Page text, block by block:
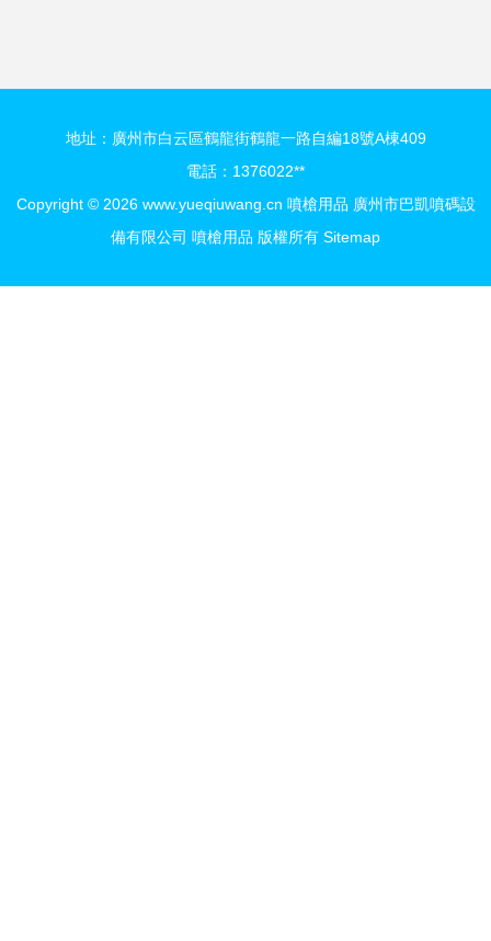
地址：廣州市白云區鶴龍街鶴龍一路自編18號A棟409
電話：1376022**
Copyright © 2026 www.yueqiuwang.cn 噴槍用品 廣州市巴凱噴碼設
備有限公司 噴槍用品 版權所有 Sitemap